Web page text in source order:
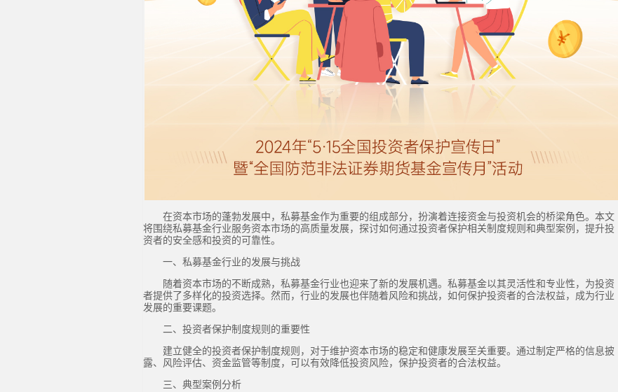
在资本市场的蓬勃发展中，私募基金作为重要的组成部分，扮演着连接资金与投资机会的桥梁角色。本文
将围绕私募基金行业服务资本市场的高质量发展，探讨如何通过投资者保护相关制度规则和典型案例，提升投
资者的安全感和投资的可靠性。
一、私募基金行业的发展与挑战
随着资本市场的不断成熟，私募基金行业也迎来了新的发展机遇。私募基金以其灵活性和专业性，为投资
者提供了多样化的投资选择。然而，行业的发展也伴随着风险和挑战，如何保护投资者的合法权益，成为行业
发展的重要课题。
二、投资者保护制度规则的重要性
建立健全的投资者保护制度规则，对于维护资本市场的稳定和健康发展至关重要。通过制定严格的信息披
露、风险评估、资金监管等制度，可以有效降低投资风险，保护投资者的合法权益。
三、典型案例分析